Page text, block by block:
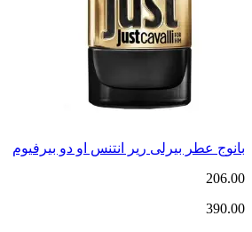
بانوج عطر بيرلى رير انتنس او دو بيرفيوم
206.00
390.00